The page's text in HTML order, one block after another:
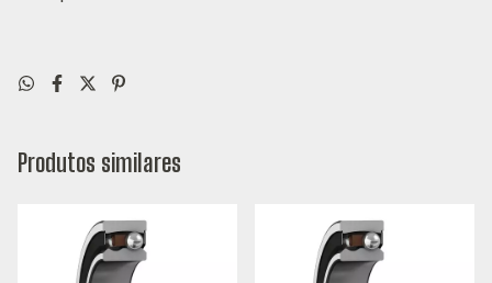
Produtos similares